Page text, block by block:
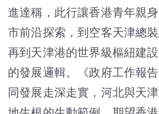
進達稱，此行讓香港青年親
市前沿探索，到空客天津總
再到天津港的世界級樞紐建
的發展邏輯。《政府工作報
同發展走深走實，河北與天